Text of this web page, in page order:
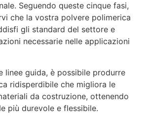
Seguendo queste cinque fasi,
che la vostra polvere polimerica
gli standard del settore e
necessarie nelle applicazioni
linee guida, è possibile produrre
ridisperdibile che migliora le
da costruzione, ottenendo
più durevole e flessibile.